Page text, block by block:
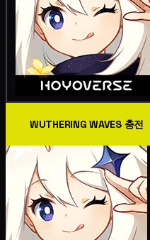
WUTHERING WAVES 충전